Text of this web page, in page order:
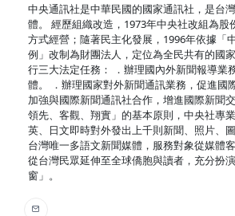
中央通訊社是中華民國的國家通訊社，是台
體。 經歷組織改造，1973年中央社改組為股
方式經營；隨著民主化發展，1996年依據「
例」改制為財團法人，定位為全民共有的國
行三大法定任務： ．辦理國內外新聞報導業
體。 ．辦理國家對外新聞通訊業務，促進國
加強與國際新聞通訊社合作，增進國際新聞交
領先、客觀、翔實」的基本原則，中央社專
英、日文即時對外發出上千則新聞、照片、
台灣唯一多語文新聞媒體，服務對象從媒體
從台灣民眾延伸至全球僑胞與讀者，充分扮
窗」。